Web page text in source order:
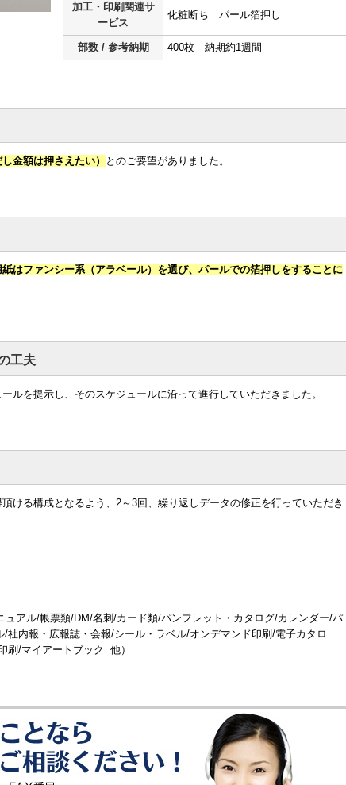
加工・印刷関連サ
ービス
化粧断ち パール箔押し
部数 / 参考納期 400枚 納期約1週間
金額は押さえたい） とのご要望がありました。
紙はファンシー系（アラベール）を選び、パールでの箔押しをすることに
工夫
ルを提示し、そのスケジュールに沿って進行していただきました。
ける構成となるよう、2～3回、繰り返しデータの修正を行っていただき
ュアル/帳票類/DM/名刺/カード類/パンフレット・カタログ/カレンダー/パ
社内報・広報誌・会報/シール・ラベル/オンデマンド印刷/電子カタロ
刷/マイアートブック 他）